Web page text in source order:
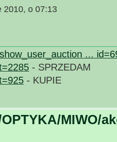
2010, o 07:13
...
- SPRZEDAM
- KUPIE
MIWO/